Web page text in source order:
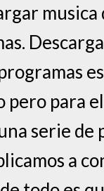
pero para
serie de
a